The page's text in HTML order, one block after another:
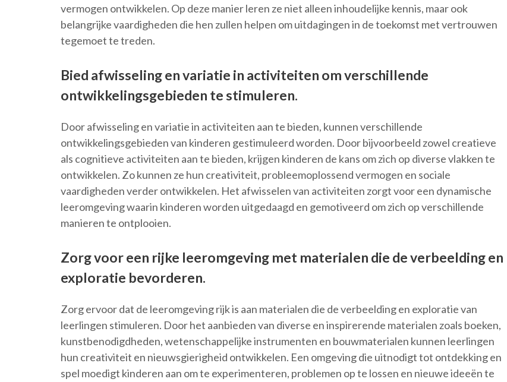
vermogen ontwikkelen. Op deze manier leren ze niet alleen inhoudelijke kennis, maar ook
belangrijke vaardigheden die hen zullen helpen om uitdagingen in de toekomst met vertrouwen
tegemoet te treden.
Bied afwisseling en variatie in activiteiten om verschillende
ontwikkelingsgebieden te stimuleren.
Door afwisseling en variatie in activiteiten aan te bieden, kunnen verschillende
ontwikkelingsgebieden van kinderen gestimuleerd worden. Door bijvoorbeeld zowel creatieve
als cognitieve activiteiten aan te bieden, krijgen kinderen de kans om zich op diverse vlakken te
ontwikkelen. Zo kunnen ze hun creativiteit, probleemoplossend vermogen en sociale
vaardigheden verder ontwikkelen. Het afwisselen van activiteiten zorgt voor een dynamische
leeromgeving waarin kinderen worden uitgedaagd en gemotiveerd om zich op verschillende
manieren te ontplooien.
Zorg voor een rijke leeromgeving met materialen die de verbeelding en
exploratie bevorderen.
Zorg ervoor dat de leeromgeving rijk is aan materialen die de verbeelding en exploratie van
leerlingen stimuleren. Door het aanbieden van diverse en inspirerende materialen zoals boeken,
kunstbenodigdheden, wetenschappelijke instrumenten en bouwmaterialen kunnen leerlingen
hun creativiteit en nieuwsgierigheid ontwikkelen. Een omgeving die uitnodigt tot ontdekking en
spel moedigt kinderen aan om te experimenteren, problemen op te lossen en nieuwe ideeën te